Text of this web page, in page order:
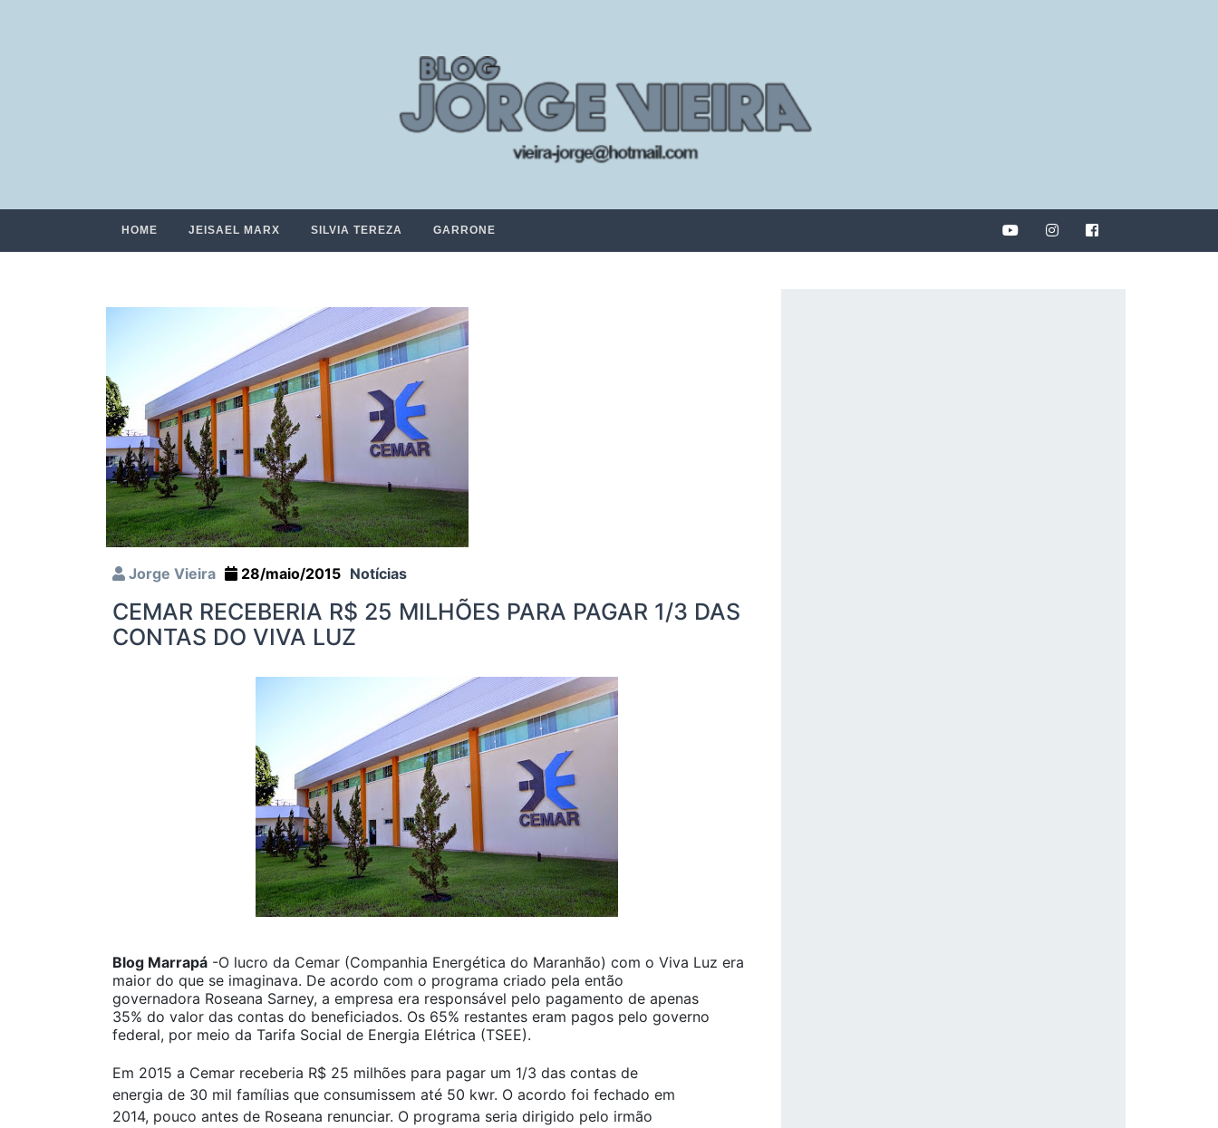
HOME JEISAEL MARX SILVIA TEREZA GARRONE
Jorge Vieira 28/maio/2015 Notícias
CEMAR RECEBERIA R$ 25 MILHÕES PARA PAGAR 1/3 DAS
CONTAS DO VIVA LUZ
Blog Marrapá -O lucro da Cemar (Companhia Energética do Maranhão) com o Viva Luz era
maior do que se imaginava. De acordo com o programa criado pela então
governadora Roseana Sarney, a empresa era responsável pelo pagamento de apenas
35% do valor das contas do beneficiados. Os 65% restantes eram pagos pelo governo
federal, por meio da Tarifa Social de Energia Elétrica (TSEE).
Em 2015 a Cemar receberia R$ 25 milhões para pagar um 1/3 das contas de
energia de 30 mil famílias que consumissem até 50 kwr. O acordo foi fechado em
2014, pouco antes de Roseana renunciar. O programa seria dirigido pelo irmão